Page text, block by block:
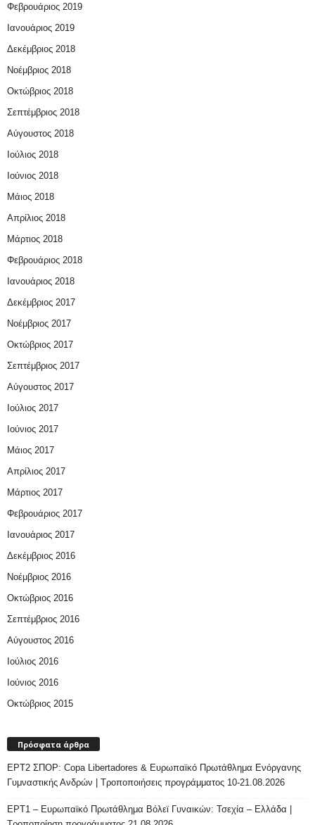
Φεβρουάριος 2019
Ιανουάριος 2019
Δεκέμβριος 2018
Νοέμβριος 2018
Οκτώβριος 2018
Σεπτέμβριος 2018
Αύγουστος 2018
Ιούλιος 2018
Ιούνιος 2018
Μάιος 2018
Απρίλιος 2018
Μάρτιος 2018
Φεβρουάριος 2018
Ιανουάριος 2018
Δεκέμβριος 2017
Νοέμβριος 2017
Οκτώβριος 2017
Σεπτέμβριος 2017
Αύγουστος 2017
Ιούλιος 2017
Ιούνιος 2017
Μάιος 2017
Απρίλιος 2017
Μάρτιος 2017
Φεβρουάριος 2017
Ιανουάριος 2017
Δεκέμβριος 2016
Νοέμβριος 2016
Οκτώβριος 2016
Σεπτέμβριος 2016
Αύγουστος 2016
Ιούλιος 2016
Ιούνιος 2016
Οκτώβριος 2015
Πρόσφατα άρθρα
ΕΡΤ2 ΣΠΟΡ: Copa Libertadores & Ευρωπαϊκό Πρωτάθλημα Ενόργανης
Γυμναστικής Ανδρών | Τροποποιήσεις προγράμματος 10-21.08.2026
ΕΡΤ1 – Ευρωπαϊκό Πρωτάθλημα Βόλεϊ Γυναικών: Τσεχία – Ελλάδα |